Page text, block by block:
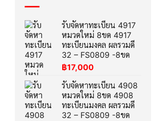
รับจัดหาทะเบียน 4917
หมวดใหม่ 8ขด 4917
ทะเบียนมงคล ผลรวมดี
32 – FS0809 -8ขด
฿17,000
รับจัดหาทะเบียน 4908
หมวดใหม่ 8ขด 4908
ทะเบียนมงคล ผลรวมดี
32 – FS0809 -8ขด